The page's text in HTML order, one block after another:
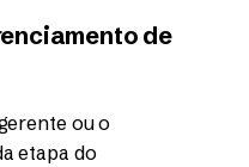
de
ou o
etapa do